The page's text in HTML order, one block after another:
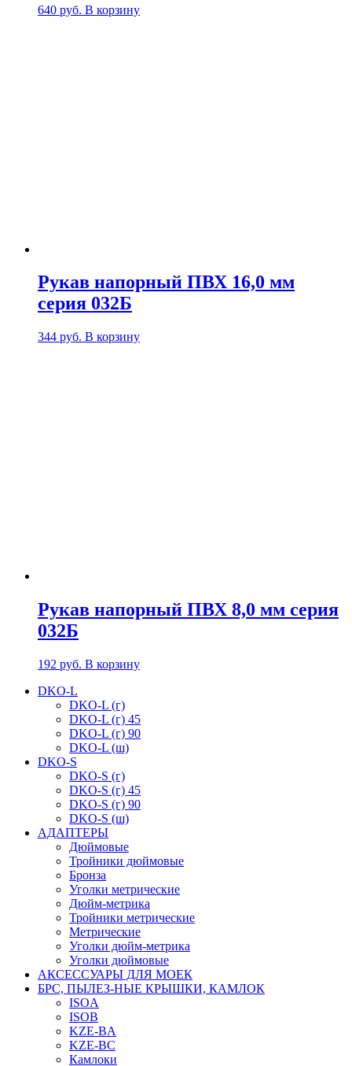
640 руб. В корзину
Рукав напорный ПВХ 16,0 мм
серия 032Б
344 руб. В корзину
Рукав напорный ПВХ 8,0 мм серия
032Б
192 руб. В корзину
DKO-L
DKO-L (г)
DKO-L (г) 45
DKO-L (г) 90
DKO-L (ш)
DKO-S
DKO-S (г)
DKO-S (г) 45
DKO-S (г) 90
DKO-S (ш)
АДАПТЕРЫ
Дюймовые
Тройники дюймовые
Бронза
Уголки метрические
Дюйм-метрика
Тройники метрические
Метрические
Уголки дюйм-метрика
Уголки дюймовые
АКСЕССУАРЫ ДЛЯ МОЕК
БРС, ПЫЛЕЗ-НЫЕ КРЫШКИ, КАМЛОК
ISOA
ISOB
KZE-BA
KZE-BС
Камлоки